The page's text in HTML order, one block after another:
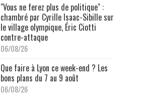
"Vous ne ferez plus de politique" :
chambré par Cyrille Isaac-Sibille sur
le village olympique, Éric Ciotti
contre-attaque
06/08/26
Que faire à Lyon ce week-end ? Les
bons plans du 7 au 9 août
06/08/26